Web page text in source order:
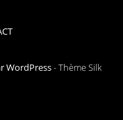
WordPress-Thème Silk